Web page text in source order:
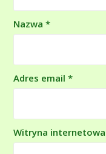
Nazwa *
Adres email *
Witryna internetowa